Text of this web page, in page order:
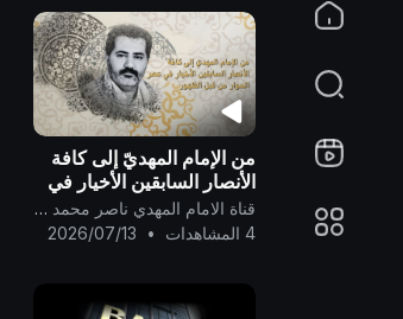
من الإمام المهديّ إلى كافة
الأنصار السابقين الأخيار في
عصر الحوار من قبل الظهور
..
قناة الامام المهدي ناصر محمد اليماني
4 المشاهدات
•
2026/07/13